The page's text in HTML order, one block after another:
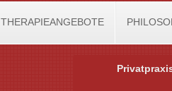
THERAPIEANGEBOTE